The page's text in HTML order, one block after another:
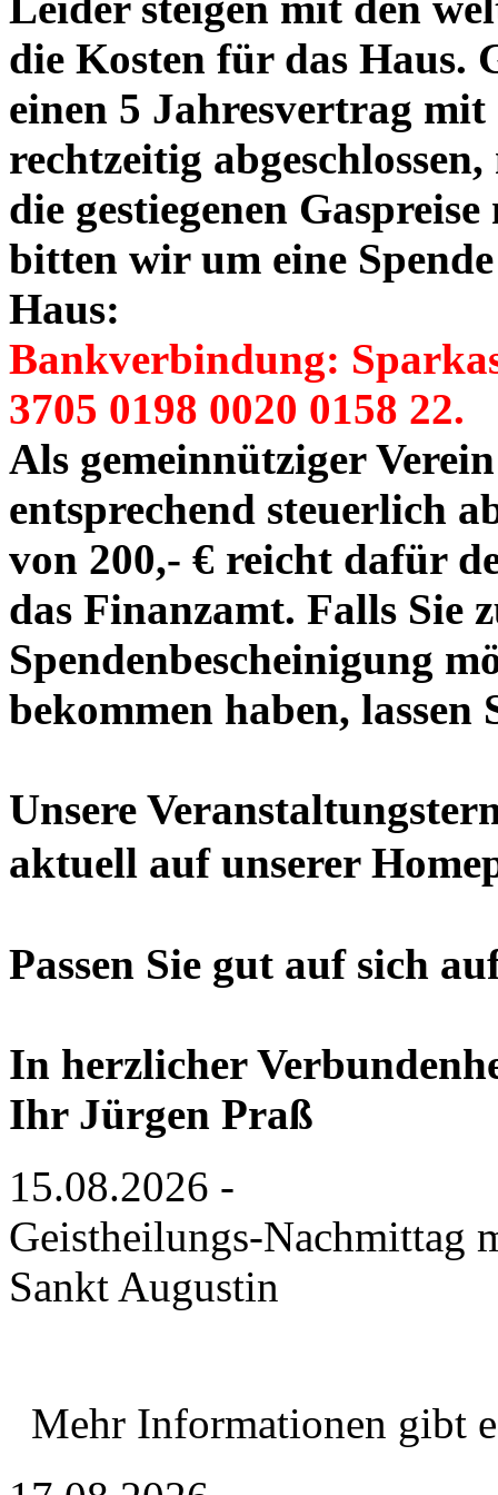
die Kosten für das Haus.
einen 5 Jahresvertrag
rechtzeitig
die gestiegenen
bitten wir um eine
Haus:
Bankverbindung:
3705 0198 0020 0158 22.
Als gemeinnütziger
entsprechend steuerlich
von 200,- € reicht dafür
das Finanzamt. Falls Sie
Spendenbescheinigung
bekommen haben, lassen
Unsere
aktuell auf unserer
Passen Sie gut auf sich
In herzlicher
Ihr Jürgen Praß
15.08.2026 -
Geistheilungs-Nachmittag
Sankt Augustin
Mehr Informationen gibt